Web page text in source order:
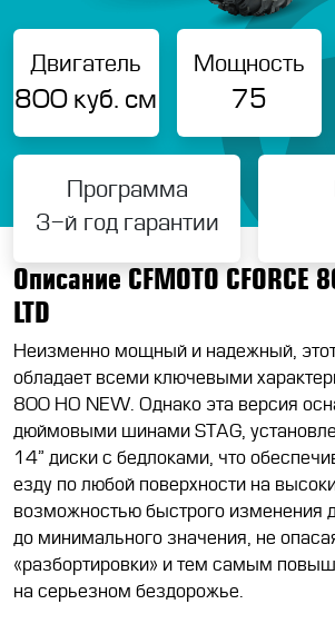
Двигатель
800 куб. см
Мощность
75
Программа
3-й год гарантии
Описание CFMOTO CFORCE
LTD
Неизменно мощный и надежный,
обладает всеми ключевыми
800 HO NEW. Однако эта версия
дюймовыми шинами STAG,
14” диски с бедлоками, что
езду по любой поверхности на
возможностью быстрого изменения
до минимального значения, не
«разбортировки» и тем самым
на серьезном бездорожье.